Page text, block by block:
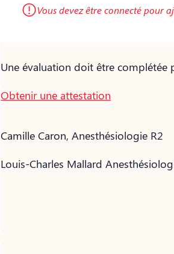
Vous devez être connecté pour
Une évaluation doit être
Obtenir une attestation
Camille Caron, Anesthésiologie R2
Louis-Charles Mallard